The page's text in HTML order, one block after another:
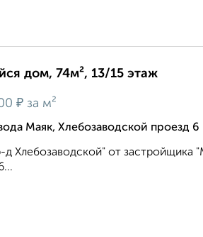
дом, 74м², 13/15 этаж
₽ за м²
Маяк, Хлебозаводской проезд 6
Хлебозаводской" от застройщика